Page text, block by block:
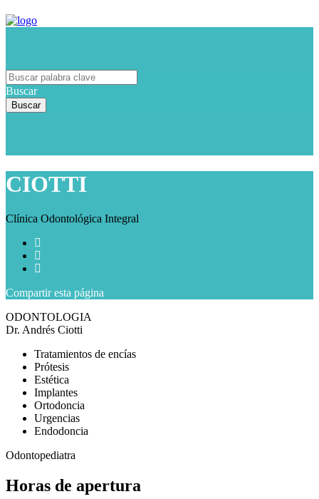
Buscar
CIOTTI
Clínica Odontológica Integral
Compartir esta página
ODONTOLOGIA
Dr. Andrés Ciotti
Tratamientos de encías
Prótesis
Estética
Implantes
Ortodoncia
Urgencias
Endodoncia
Odontopediatra
Horas de apertura